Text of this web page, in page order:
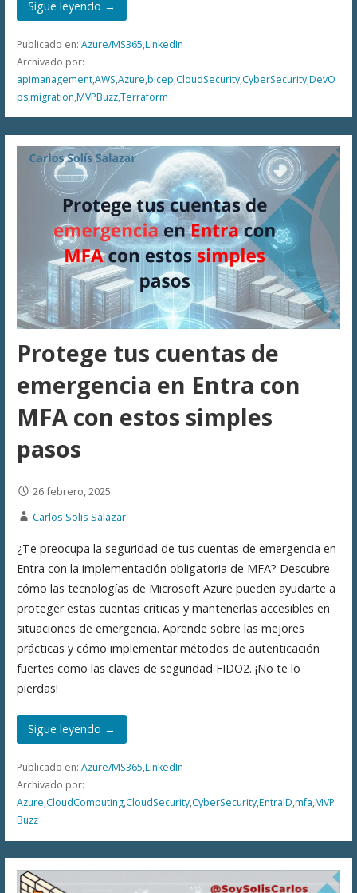
Sigue leyendo →
Publicado en: Azure/MS365,LinkedIn
Archivado por:
apimanagement,AWS,Azure,bicep,CloudSecurity,CyberSecurity,DevO
ps,migration,MVPBuzz,Terraform
Protege tus cuentas de
emergencia en Entra con
MFA con estos simples
pasos
26 febrero, 2025
Carlos Solis Salazar
¿Te preocupa la seguridad de tus cuentas de emergencia en
Entra con la implementación obligatoria de MFA? Descubre
cómo las tecnologías de Microsoft Azure pueden ayudarte a
proteger estas cuentas críticas y mantenerlas accesibles en
situaciones de emergencia. Aprende sobre las mejores
prácticas y cómo implementar métodos de autenticación
fuertes como las claves de seguridad FIDO2. ¡No te lo
pierdas!
Sigue leyendo →
Publicado en: Azure/MS365,LinkedIn
Archivado por:
Azure,CloudComputing,CloudSecurity,CyberSecurity,EntraID,mfa,MVP
Buzz